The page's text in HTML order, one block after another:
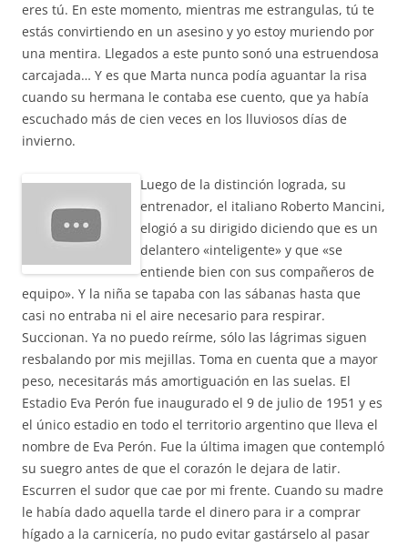
eres tú. En este momento, mientras me estrangulas, tú te
estás convirtiendo en un asesino y yo estoy muriendo por
una mentira. Llegados a este punto sonó una estruendosa
carcajada… Y es que Marta nunca podía aguantar la risa
cuando su hermana le contaba ese cuento, que ya había
escuchado más de cien veces en los lluviosos días de
invierno.
Luego de la distinción lograda, su
entrenador, el italiano Roberto Mancini,
elogió a su dirigido diciendo que es un
delantero «inteligente» y que «se
entiende bien con sus compañeros de
equipo». Y la niña se tapaba con las sábanas hasta que
casi no entraba ni el aire necesario para respirar.
Succionan. Ya no puedo reírme, sólo las lágrimas siguen
resbalando por mis mejillas. Toma en cuenta que a mayor
peso, necesitarás más amortiguación en las suelas. El
Estadio Eva Perón fue inaugurado el 9 de julio de 1951 y es
el único estadio en todo el territorio argentino que lleva el
nombre de Eva Perón. Fue la última imagen que contempló
su suegro antes de que el corazón le dejara de latir.
Escurren el sudor que cae por mi frente. Cuando su madre
le había dado aquella tarde el dinero para ir a comprar
hígado a la carnicería, no pudo evitar gastárselo al pasar